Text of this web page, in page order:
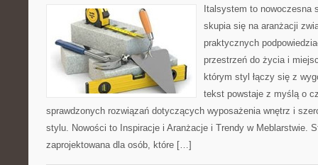
Italsystem to nowoczesna
skupia się na aranżacji
praktycznych
przestrzeń do życia i
którym styl łączy się z
tekst powstaje z myślą o
sprawdzonych rozwiązań dotyczących wyposażenia wnętrz i
stylu. Nowości to Inspiracje i Aranżacje i Trendy w Meblarstwie.
zaprojektowana dla osób, które […]